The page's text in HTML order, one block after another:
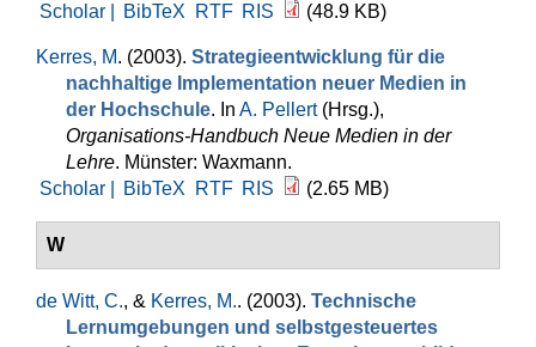
Scholar |
BibTeX RTF RIS (48.9 KB)
Kerres, M. (2003). Strategieentwicklung für die
nachhaltige Implementation neuer Medien in
der Hochschule. In A. Pellert(Hrsg.),
Organisations-Handbuch Neue Medien in der
Lehre. Münster: Waxmann.
Scholar |
BibTeX RTF RIS (2.65 MB)
W
de Witt, C., & Kerres, M.. (2003). Technische
Lernumgebungen und selbstgesteuertes